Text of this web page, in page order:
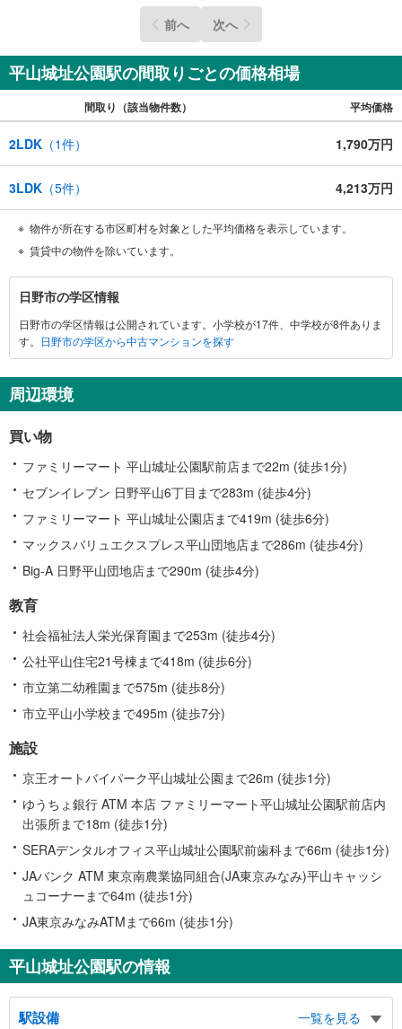
前へ 次へ
平山城址公園駅の間取りごとの価格相場
間取り（該当物件数） 平均価格
2LDK （1件） 1,790万円
3LDK （5件） 4,213万円
物件が所在する市区町村を対象とした平均価格を表示しています。
賃貸中の物件を除いています。
日
野
市
に
す
る
報
日野市の学区情報
日野市の学区情報は公開されています。小学校が17件、中学校が8件ありま
す。 日野市の学区から中古マンションを探す
周辺環境
買い物
ファミリーマート 平山城址公園駅前店まで22m (徒歩1分)
セブンイレブン 日野平山6丁目まで283m (徒歩4分)
ファミリーマート 平山城址公園店まで419m (徒歩6分)
マックスバリュエクスプレス平山団地店まで286m (徒歩4分)
Big-A 日野平山団地店まで290m (徒歩4分)
教育
社会福祉法人栄光保育園まで253m (徒歩4分)
公社平山住宅21号棟まで418m (徒歩6分)
市立第二幼稚園まで575m (徒歩8分)
市立平山小学校まで495m (徒歩7分)
施設
京王オートバイパーク平山城址公園まで26m (徒歩1分)
ゆうちょ銀行 ATM 本店 ファミリーマート平山城址公園駅前店内
出張所まで18m (徒歩1分)
SERAデンタルオフィス平山城址公園駅前歯科まで66m (徒歩1分)
JAバンク ATM 東京南農業協同組合(JA東京みなみ)平山キャッシ
ュコーナーまで64m (徒歩1分)
JA東京みなみATMまで66m (徒歩1分)
平山城址公園駅の情報
駅設備
一覧を見る